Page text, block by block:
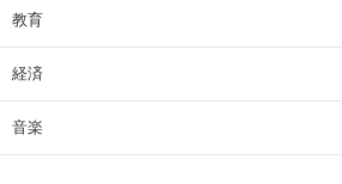
教育
経済
音楽